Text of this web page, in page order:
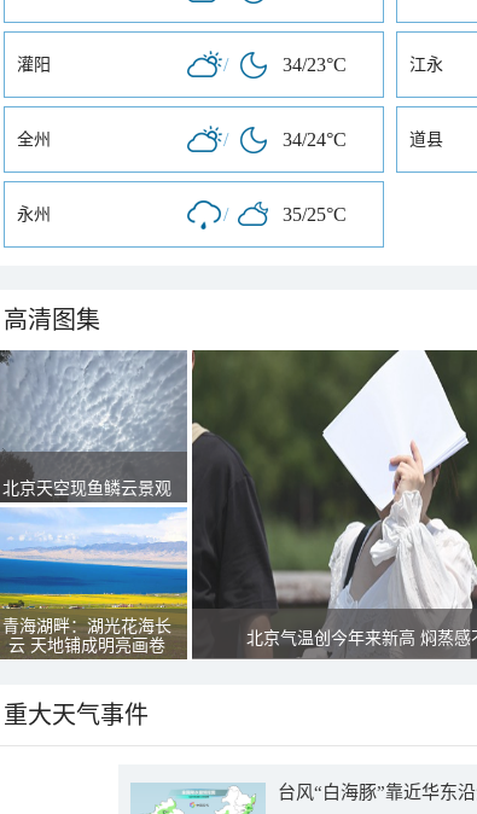
灌阳 / 34/23°C 江永
全州 / 34/24°C 道县
永州 / 35/25°C
高清图集
北京天空现鱼鳞云景观
青海湖畔：湖光花海长
云 天地铺成明亮画卷
北京气温创今年来新高 焖蒸感
重大天气事件
台风“白海豚”靠近华东